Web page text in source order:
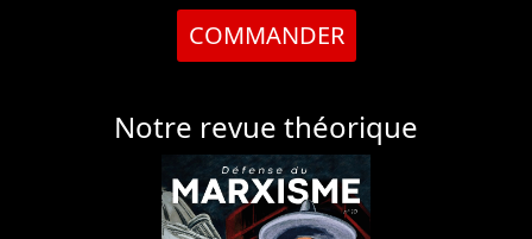
COMMANDER
Notre revue théorique